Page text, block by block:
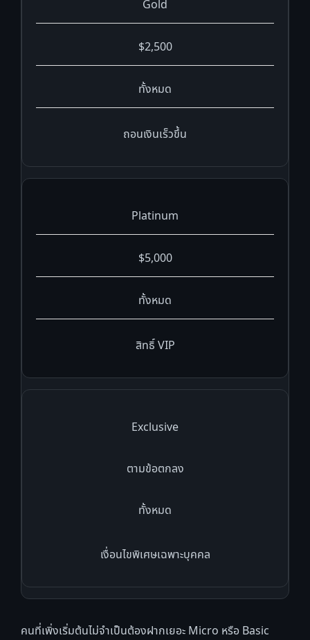
Gold
$2,500
ทั้งหมด
ถอนเงินเร็วขึ้น
Platinum
$5,000
ทั้งหมด
สิทธิ์ VIP
Exclusive
ตามข้อตกลง
ทั้งหมด
เงื่อนไขพิเศษเฉพาะบุคคล
คนที่เพิ่งเริ่มต้นไม่จำเป็นต้องฝากเยอะ Micro หรือ Basic